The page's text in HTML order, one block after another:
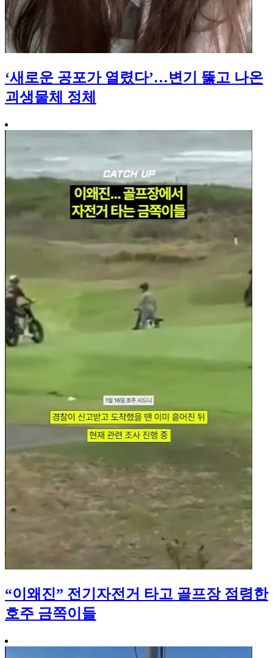
‘새로운 공포가 열렸다’…변기 뚫고 나온
괴생물체 정체
“이왜진” 전기자전거 타고 골프장 점령한
호주 금쪽이들